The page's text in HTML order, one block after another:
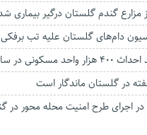
دام‌های گلستان علیه تب برفکی
سال عمل می‌کند
در گلستان ماندگار است